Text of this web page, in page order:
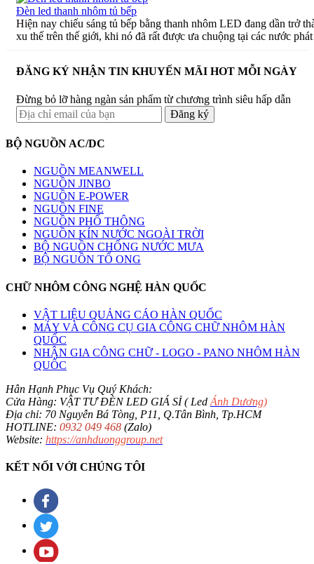
Đèn led thanh nhôm tủ bếp
Hiện nay chiếu sáng tủ bếp bằng thanh nhôm LED đang dần trở
xu thế trên thế giới, khi nó đã rất được ưa chuộng tại các nước
ĐĂNG KÝ NHẬN TIN KHUYẾN MÃI HOT MỖI NGÀY
Đừng bỏ lỡ hàng ngàn sản phẩm từ chương trình siêu hấp dẫn
BỘ NGUỒN AC/DC
NGUỒN MEANWELL
NGUỒN JINBO
NGUỒN E-POWER
NGUỒN FINE
NGUỒN PHỔ THÔNG
NGUỒN KÍN NƯỚC NGOÀI TRỜI
BỘ NGUỒN CHỐNG NƯỚC MƯA
BỘ NGUỒN TỔ ONG
CHỮ NHÔM CÔNG NGHỆ HÀN QUỐC
VẬT LIỆU QUẢNG CÁO HÀN QUỐC
MÁY VÀ CÔNG CỤ GIA CÔNG CHỮ NHÔM HÀN
QUỐC
NHẬN GIA CÔNG CHỮ - LOGO - PANO NHÔM HÀN
QUỐC
Hân Hạnh Phục Vụ Quý Khách:
Cửa Hàng: VẬT TƯ ĐÈN LED GIÁ SỈ ( Led Ánh Dương)
Địa chỉ: 70 Nguyễn Bá Tòng, P11, Q.Tân Bình, Tp.HCM
HOTLINE: 0932 049 468 (Zalo)
Website: https://anhduonggroup.net
KẾT NỐI VỚI CHÚNG TÔI